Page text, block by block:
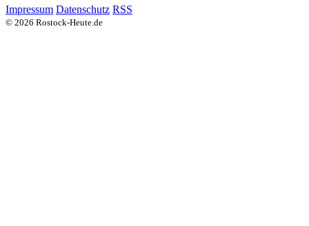
Impressum Datenschutz RSS
© 2026 Rostock-Heute.de